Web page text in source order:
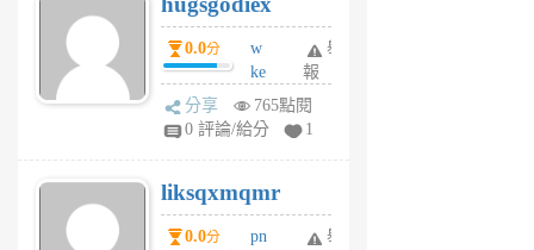
個
月
前
0.0分
w
ke
rv
pj
6
個
月
舉
報
分享
765點閱
0 評論/給分
1
liksqxmqmr
0.0分
pn
舉